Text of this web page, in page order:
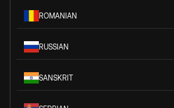
ROMANIAN
RUSSIAN
SANSKRIT